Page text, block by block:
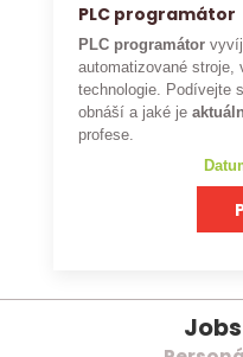
PLC programátor
PLC programátor
automatizované stroje,
technologie. Podívejte
obnáší a jaké je
profese.